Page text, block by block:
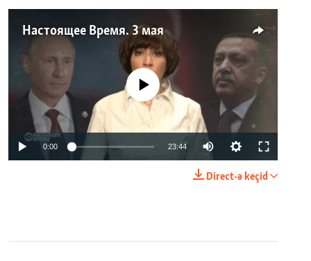
Настоящее Время. 3 мая
No media source currently available
0:00 23:44
Direct-ə keçid